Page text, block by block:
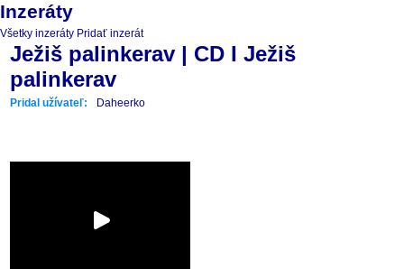
Inzeráty
Všetky inzeráty Pridať inzerát
Ježiš palinkerav | CD I Ježiš
palinkerav
Pridal užívateľ: Daheerko